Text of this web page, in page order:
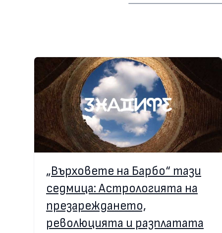
„Върховете на Барбо“ тази
седмица: Астрологията на
презареждането,
революцията и разплатата